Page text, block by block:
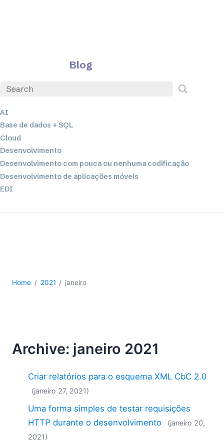
Blog
AI
Base de dados + SQL
Cloud
Desenvolvimento
Desenvolvimento com pouca ou nenhuma codificação
Desenvolvimento de aplicações móveis
EDI
Integração de dados
XBRL
2026
2024
2023
2022
2020
2019
Home 2021 janeiro
Archive: janeiro 2021
Criar relatórios para o esquema XML CbC 2.0
(janeiro 27, 2021)
Uma forma simples de testar requisições
HTTP durante o desenvolvimento
(janeiro 20,
2021)